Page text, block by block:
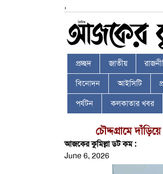
,
প্রচ্ছদ জাতীয়
বিনোদন আইসিটি
পর্যটন কলকাতার খবর
চৌদ্দগ্রামে
আজকের কুমিল্লা ডট কম :
June 6, 2026